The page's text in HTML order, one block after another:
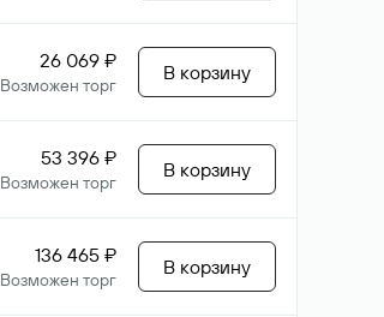
26 069 ₽
Возможен торг
В корзину
53 396 ₽
Возможен торг
В корзину
136 465 ₽
Возможен торг
В корзину